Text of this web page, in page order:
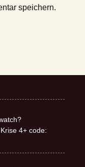
speichern.
4+ code: